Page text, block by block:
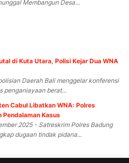
Membangun Desa...
di Kuta Utara, Polisi Kejar Dua WNA
Daerah Bali menggelar konferensi
penganiayaan berat...
Cabul Libatkan WNA: Polres
Pendalaman Kasus
2025 - Satreskrim Polres Badung
dugaan tindak pidana...